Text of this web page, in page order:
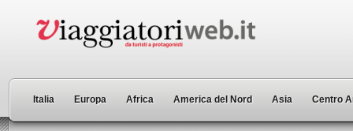
Italia Europa Africa America del Nord Asia Centro